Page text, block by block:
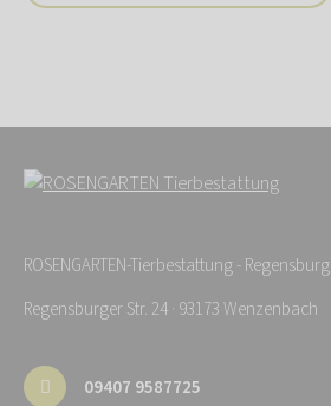
ROSENGARTEN-Tierbestattung - Regensburg
Regensburger Str. 24 · 93173 Wenzenbach
09407 9587725